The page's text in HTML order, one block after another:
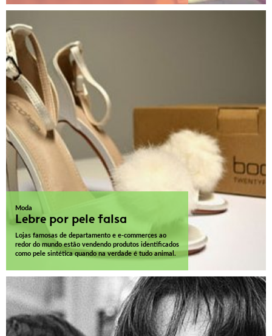
Moda
Lebre por pele falsa
Lojas famosas de departamento e e-commerces ao
redor do mundo estão vendendo produtos identificados
como pele sintética quando na verdade é tudo animal.